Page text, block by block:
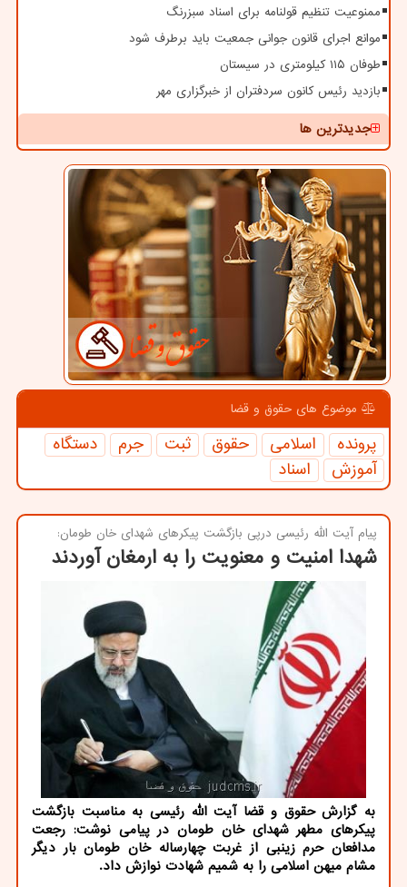
ممنوعیت تنظیم قولنامه برای اسناد سبزرنگ
موانع اجرای قانون جوانی جمعیت باید برطرف شود
طوفان ۱۱۵ کیلومتری در سیستان
بازدید رئیس کانون سردفتران از خبرگزاری مهر
جدیدترین ها
موضوع های حقوق و قضا
پرونده اسلامی حقوق ثبت جرم
دستگاه
آموزش
اسناد
پیام آیت الله رئیسی درپی بازگشت پیكرهای شهدای خان طومان:
شهدا امنیت و معنویت را به ارمغان آوردند
به گزارش حقوق و قضا آیت الله رئیسی به مناسبت بازگشت
پیكرهای مطهر شهدای خان طومان در پیامی نوشت: رجعت
مدافعان حرم زینبی از غربت چهارساله خان طومان بار دیگر
مشام میهن اسلامی را به شمیم شهادت نوازش داد.